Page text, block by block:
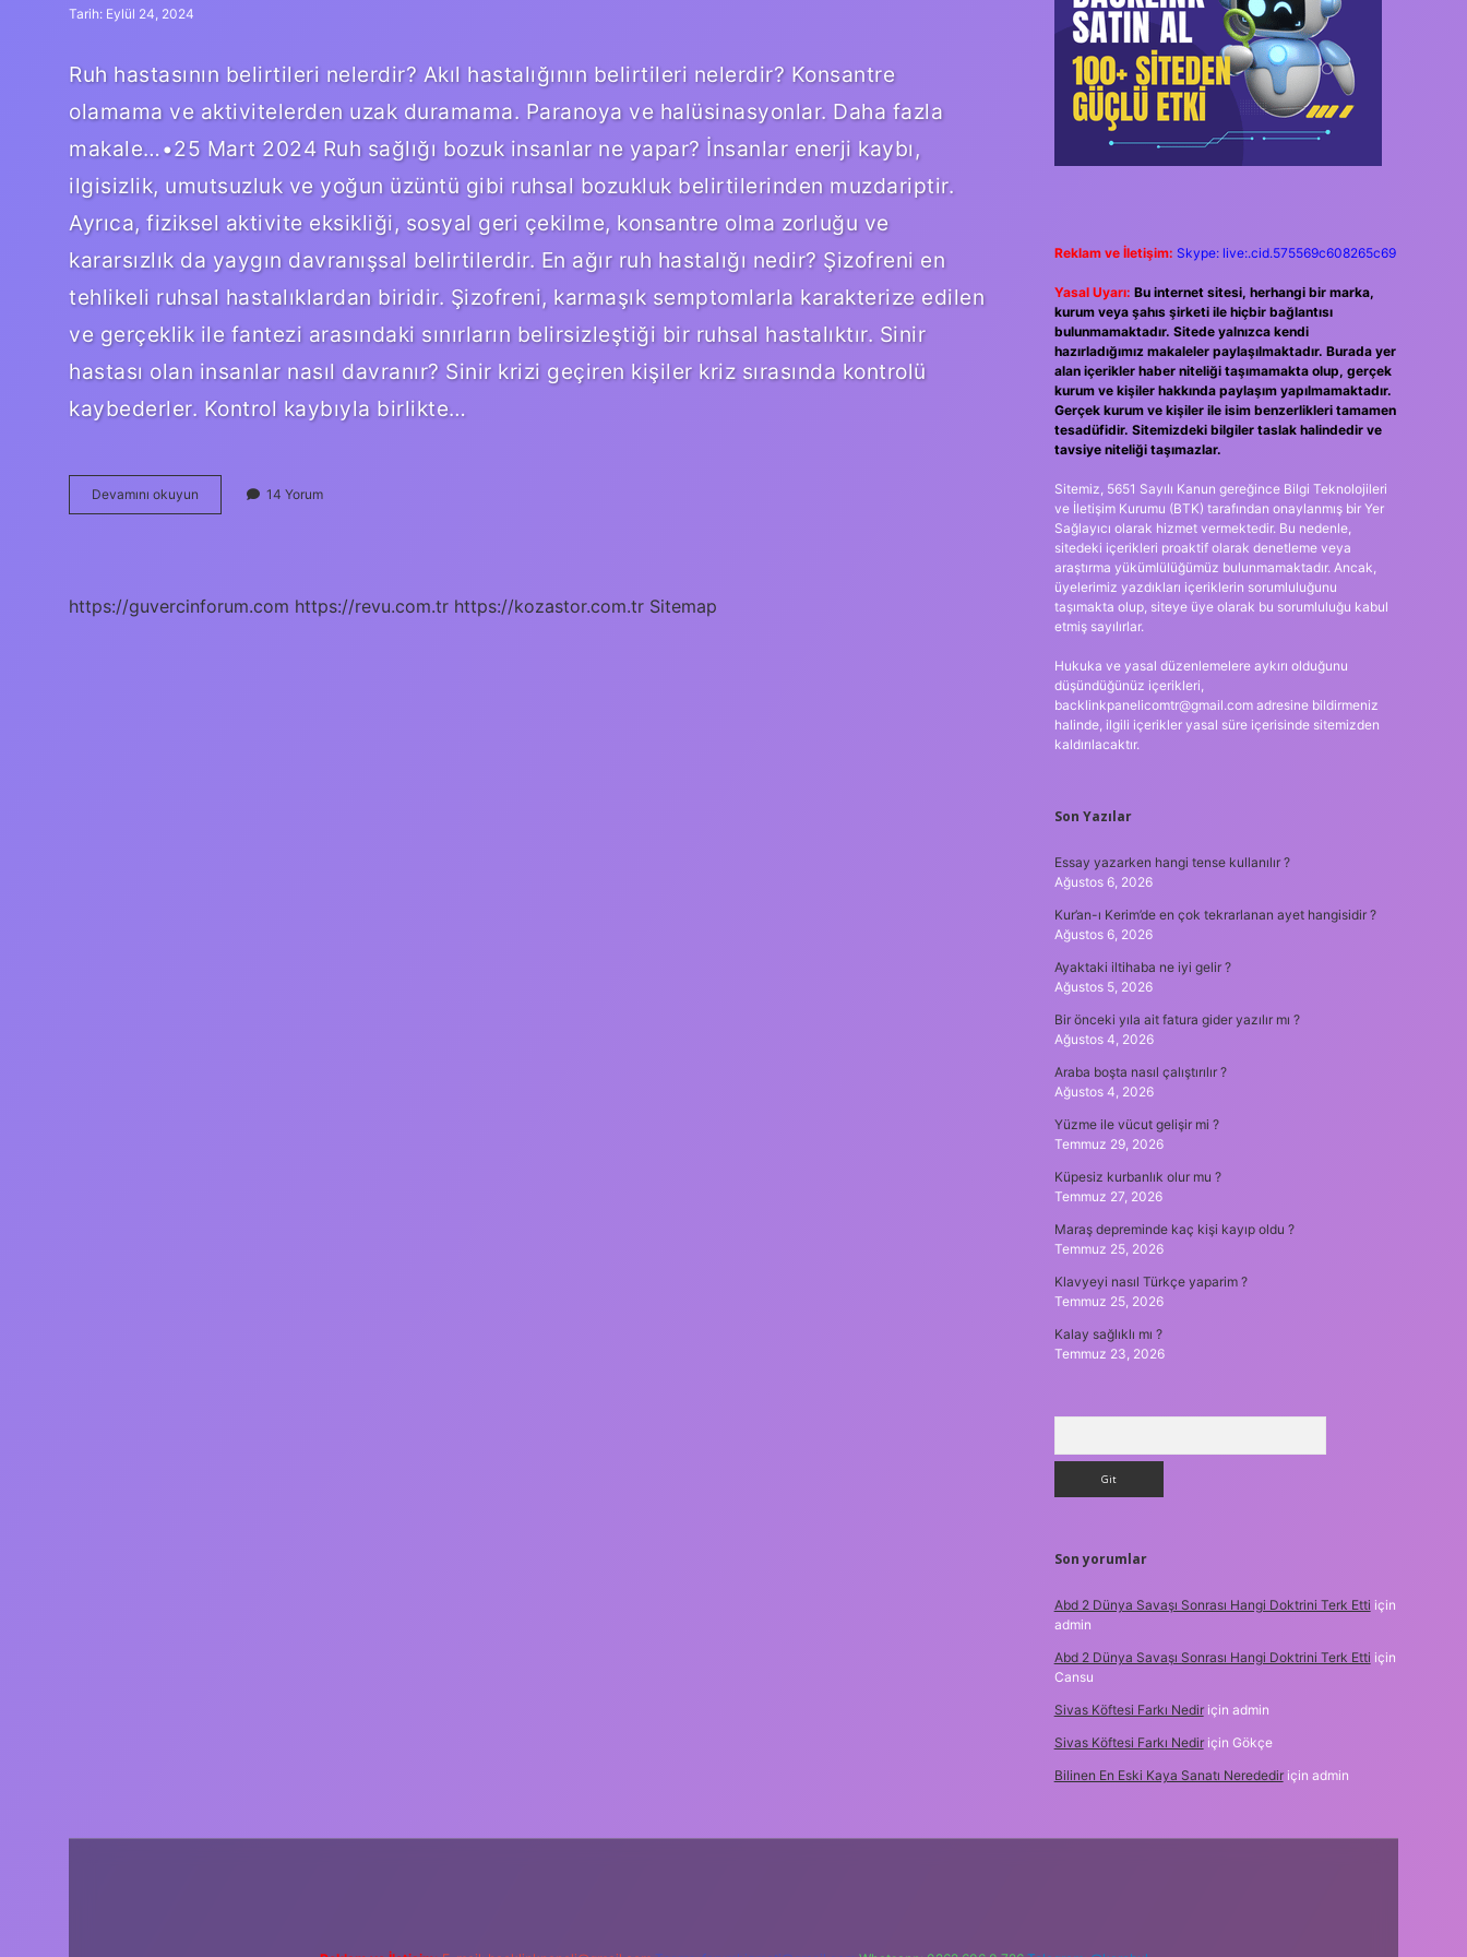
Tarih: Eylül 24, 2024
Ruh hastasının belirtileri nelerdir? Akıl hastalığının belirtileri nelerdir? Konsantre
olamama ve aktivitelerden uzak duramama. Paranoya ve halüsinasyonlar. Daha fazla
makale…•25 Mart 2024 Ruh sağlığı bozuk insanlar ne yapar? İnsanlar enerji kaybı,
ilgisizlik, umutsuzluk ve yoğun üzüntü gibi ruhsal bozukluk belirtilerinden muzdariptir.
Ayrıca, fiziksel aktivite eksikliği, sosyal geri çekilme, konsantre olma zorluğu ve
kararsızlık da yaygın davranışsal belirtilerdir. En ağır ruh hastalığı nedir? Şizofreni en
tehlikeli ruhsal hastalıklardan biridir. Şizofreni, karmaşık semptomlarla karakterize edilen
ve gerçeklik ile fantezi arasındaki sınırların belirsizleştiği bir ruhsal hastalıktır. Sinir
hastası olan insanlar nasıl davranır? Sinir krizi geçiren kişiler kriz sırasında kontrolü
kaybederler. Kontrol kaybıyla birlikte…
Devamını okuyun
Hastası
14 Yorum
https://guvercinforum.com https://revu.com.tr https://kozastor.com.tr Sitemap
Reklam ve İletişim: Skype: live:.cid.575569c608265c69
Yasal Uyarı: Bu internet sitesi, herhangi bir marka,
kurum veya şahıs şirketi ile hiçbir bağlantısı
bulunmamaktadır. Sitede yalnızca kendi
hazırladığımız makaleler paylaşılmaktadır. Burada yer
alan içerikler haber niteliği taşımamakta olup, gerçek
kurum ve kişiler hakkında paylaşım yapılmamaktadır.
Gerçek kurum ve kişiler ile isim benzerlikleri tamamen
tesadüfidir. Sitemizdeki bilgiler taslak halindedir ve
tavsiye niteliği taşımazlar.
Sitemiz, 5651 Sayılı Kanun gereğince Bilgi Teknolojileri
ve İletişim Kurumu (BTK) tarafından onaylanmış bir Yer
Sağlayıcı olarak hizmet vermektedir. Bu nedenle,
sitedeki içerikleri proaktif olarak denetleme veya
araştırma yükümlülüğümüz bulunmamaktadır. Ancak,
üyelerimiz yazdıkları içeriklerin sorumluluğunu
taşımakta olup, siteye üye olarak bu sorumluluğu kabul
etmiş sayılırlar.
Hukuka ve yasal düzenlemelere aykırı olduğunu
düşündüğünüz içerikleri,
backlinkpanelicomtr@gmail.comadresine bildirmeniz
halinde, ilgili içerikler yasal süre içerisinde sitemizden
kaldırılacaktır.
Son Yazılar
Essay yazarken hangi tense kullanılır ?
Ağustos 6, 2026
Kur’an-ı Kerim’de en çok tekrarlanan ayet hangisidir ?
Ağustos 6, 2026
Ayaktaki iltihaba ne iyi gelir ?
Ağustos 5, 2026
Bir önceki yıla ait fatura gider yazılır mı ?
Ağustos 4, 2026
Araba boşta nasıl çalıştırılır ?
Ağustos 4, 2026
Yüzme ile vücut gelişir mi ?
Temmuz 29, 2026
Küpesiz kurbanlık olur mu ?
Temmuz 27, 2026
Maraş depreminde kaç kişi kayıp oldu ?
Temmuz 25, 2026
Klavyeyi nasıl Türkçe yaparim ?
Temmuz 25, 2026
Kalay sağlıklı mı ?
Temmuz 23, 2026
Son yorumlar
Abd 2 Dünya Savaşı Sonrası Hangi Doktrini Terk Etti için
admin
Abd 2 Dünya Savaşı Sonrası Hangi Doktrini Terk Etti için
Cansu
Sivas Köftesi Farkı Nediriçin admin
Sivas Köftesi Farkı Nediriçin Gökçe
Bilinen En Eski Kaya Sanatı Neredediriçin admin